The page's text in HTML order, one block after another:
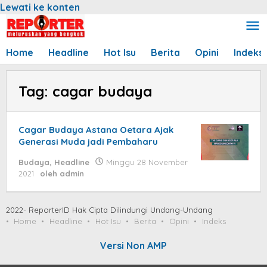
Lewati ke konten
Home Headline Hot Isu Berita Opini Indeks
Tag: cagar budaya
Cagar Budaya Astana Oetara Ajak
Generasi Muda jadi Pembaharu
Budaya, Headline
Minggu 28 November
2021
oleh admin
2022- ReporterID Hak Cipta Dilindungi Undang-Undang
Home
Headline Hot Isu Berita Opini Indeks
Versi Non AMP